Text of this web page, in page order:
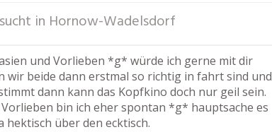
sucht in Hornow-Wadelsdorf
und Vorlieben *g* würde ich gerne mit dir
wir beide dann erstmal so richtig in fahrt sind und
dann kann das Kopfkino doch nur geil sein.
bin ich eher spontan *g* hauptsache es
hektisch über den ecktisch.